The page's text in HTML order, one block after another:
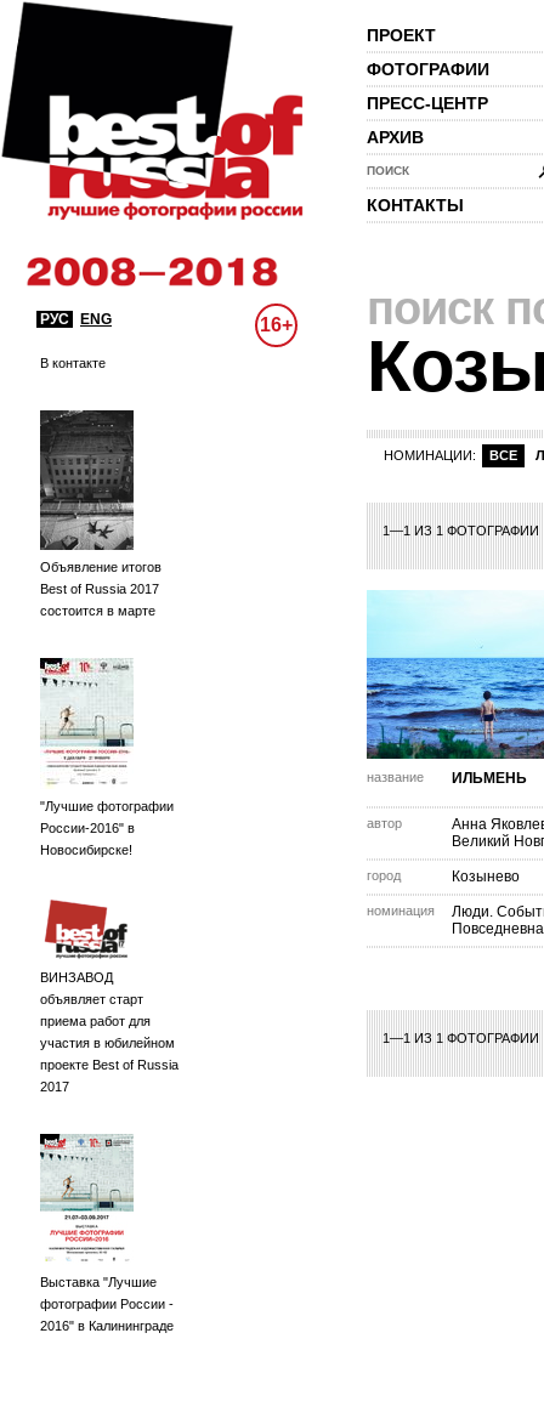
ПРОЕКТ
ФОТОГРАФИИ
ПРЕСС-ЦЕНТР
АРХИВ
ПОИСК
КОНТАКТЫ
РУС ENG 16+
В контакте
Объявление итогов
Best of Russia 2017
состоится в марте
"Лучшие фотографии
России-2016" в
Новосибирске!
ВИНЗАВОД
объявляет старт
приема работ для
участия в юбилейном
проекте Best of Russia
2017
Выставка "Лучшие
фотографии России -
2016" в Калининграде
поиск
НОМИНАЦИИ: ВСЕ
1—1 ИЗ 1 ФОТОГРАФИИ
название ИЛЬМЕНЬ
автор
Анна
Великий
город Козынево
номинация
Люди.
1—1 ИЗ 1 ФОТОГРАФИИ